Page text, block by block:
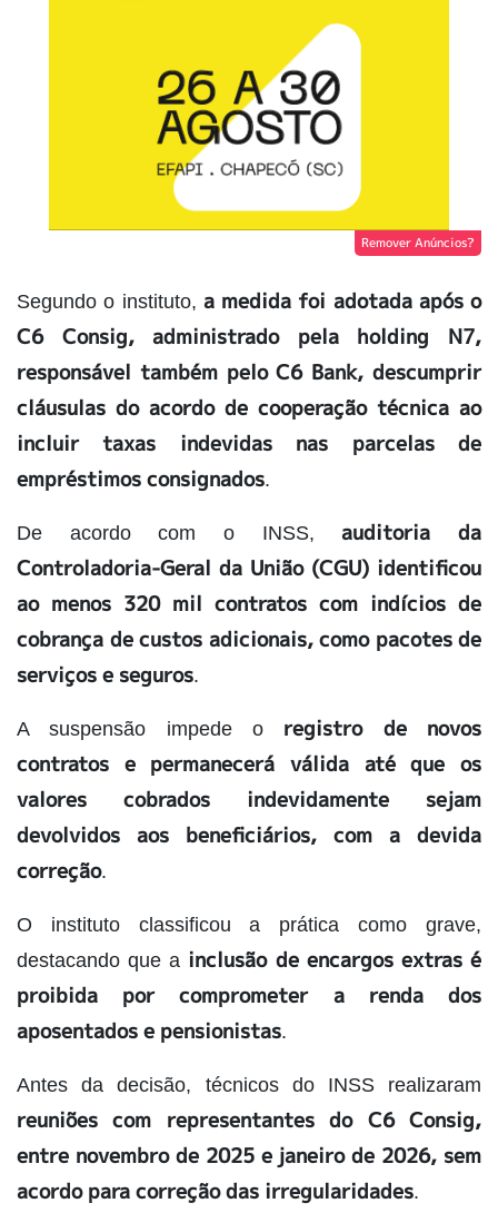
Remover Anúncios?
Segundo o instituto, a medida foi adotada após o
C6 Consig, administrado pela holding N7,
responsável também pelo C6 Bank, descumprir
cláusulas do acordo de cooperação técnica ao
incluir taxas indevidas nas parcelas de
empréstimos consignados.
De acordo com o INSS, auditoria da
Controladoria-Geral da União (CGU) identificou
ao menos 320 mil contratos com indícios de
cobrança de custos adicionais, como pacotes de
serviços e seguros.
A suspensão impede o registro de novos
contratos e permanecerá válida até que os
valores cobrados indevidamente sejam
devolvidos aos beneficiários, com a devida
correção.
O instituto classificou a prática como grave,
destacando que a inclusão de encargos extras é
proibida por comprometer a renda dos
aposentados e pensionistas.
Antes da decisão, técnicos do INSS realizaram
reuniões com representantes do C6 Consig,
entre novembro de 2025 e janeiro de 2026, sem
acordo para correção das irregularidades.